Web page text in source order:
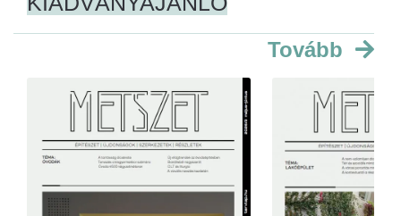
Tovább